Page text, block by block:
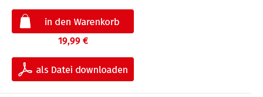
19,99 €